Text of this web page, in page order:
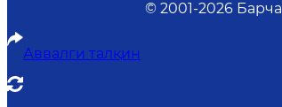
© 2001-2026
Аввалги талқин